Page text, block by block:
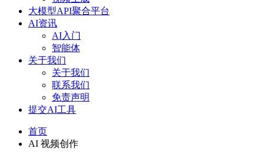
大模型API聚合平台
AI资讯
AI入门
智能体
关于我们
关于我们
联系我们
免责声明
提交AI工具
首页
AI 视频创作